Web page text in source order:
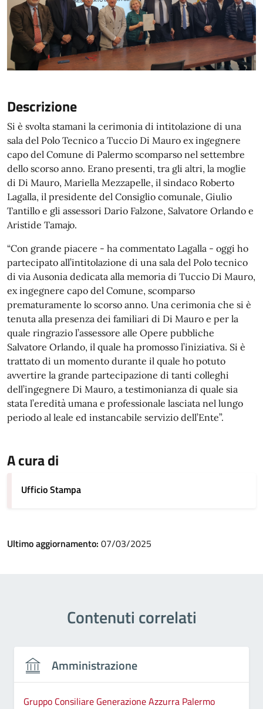
Descrizione
Si è svolta stamani la cerimonia di intitolazione di una
sala del Polo Tecnico a Tuccio Di Mauro ex ingegnere
capo del Comune di Palermo scomparso nel settembre
dello scorso anno. Erano presenti, tra gli altri, la moglie
di Di Mauro, Mariella Mezzapelle, il sindaco Roberto
Lagalla, il presidente del Consiglio comunale, Giulio
Tantillo e gli assessori Dario Falzone, Salvatore Orlando e
Aristide Tamajo.
“Con grande piacere - ha commentato Lagalla - oggi ho
partecipato all’intitolazione di una sala del Polo tecnico
di via Ausonia dedicata alla memoria di Tuccio Di Mauro,
ex ingegnere capo del Comune, scomparso
prematuramente lo scorso anno. Una cerimonia che si è
tenuta alla presenza dei familiari di Di Mauro e per la
quale ringrazio l’assessore alle Opere pubbliche
Salvatore Orlando, il quale ha promosso l’iniziativa. Si è
trattato di un momento durante il quale ho potuto
avvertire la grande partecipazione di tanti colleghi
dell’ingegnere Di Mauro, a testimonianza di quale sia
stata l’eredità umana e professionale lasciata nel lungo
periodo al leale ed instancabile servizio dell’Ente”.
A cura di
Ufficio Stampa
Ultimo aggiornamento: 07/03/2025
Contenuti correlati
Amministrazione
Gruppo Consiliare Generazione Azzurra Palermo